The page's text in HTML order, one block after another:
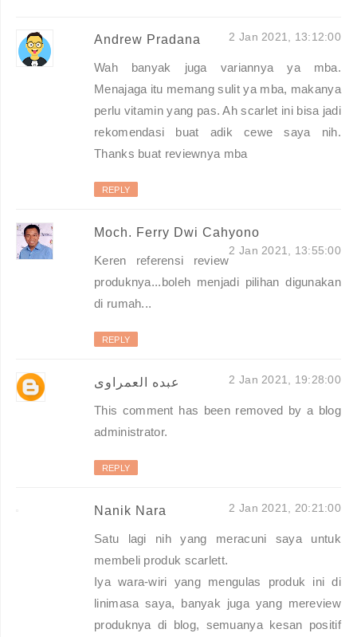
Andrew Pradana 2 Jan 2021, 13:12:00
Wah banyak juga variannya ya mba.
Menajaga itu memang sulit ya mba, makanya
perlu vitamin yang pas. Ah scarlet ini bisa jadi
rekomendasi buat adik cewe saya nih.
Thanks buat reviewnya mba
REPLY
Moch. Ferry Dwi Cahyono
2 Jan 2021, 13:55:00
Keren referensi review
produknya...boleh menjadi pilihan digunakan
di rumah...
REPLY
عبده العمراوى 2 Jan 2021, 19:28:00
This comment has been removed by a blog
administrator.
REPLY
Nanik Nara 2 Jan 2021, 20:21:00
Satu lagi nih yang meracuni saya untuk
membeli produk scarlett.
Iya wara-wiri yang mengulas produk ini di
linimasa saya, banyak juga yang mereview
produknya di blog, semuanya kesan positif